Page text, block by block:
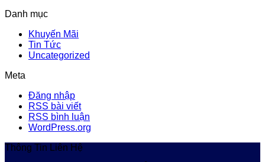
Danh mục
Khuyến Mãi
Tin Tức
Uncategorized
Meta
Đăng nhập
RSS bài viết
RSS bình luận
WordPress.org
Thông Tin Liên Hệ